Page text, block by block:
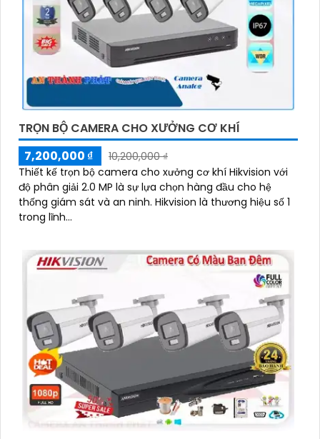
TRỌN BỘ CAMERA CHO XƯỞNG CƠ KHÍ
7,200,000 ₫
10,200,000 ₫
Thiết kế trọn bộ camera cho xưởng cơ khí Hikvision với
độ phân giải 2.0 MP là sự lựa chọn hàng đầu cho hệ
thống giám sát và an ninh. Hikvision là thương hiệu số 1
trong lĩnh...